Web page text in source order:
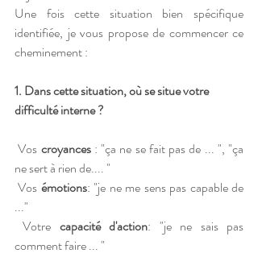
Une fois cette situation bien spécifique
identifiée, je vous propose de commencer ce
cheminement :
1. Dans cette situation, où se situe votre
difficulté interne ?
­ Vos croyances : "ça ne se fait pas de ... ", "ça
ne sert à rien de.... "
­ Vos émotions: "je ne me sens pas capable de
..."
­ Votre capacité d'action: "je ne sais pas
comment faire ... "